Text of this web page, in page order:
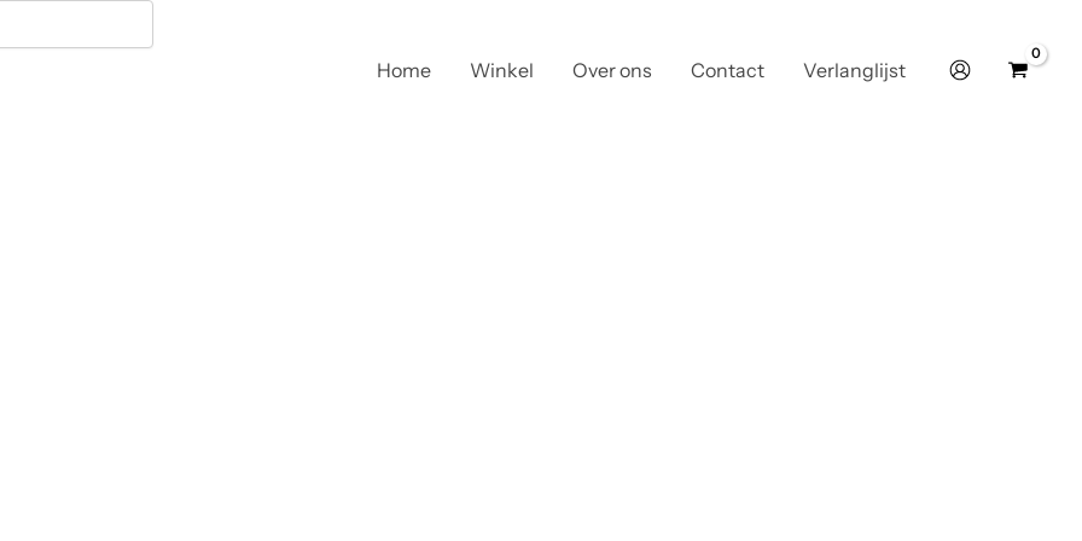
Home Winkel Over ons Contact Verlanglijst